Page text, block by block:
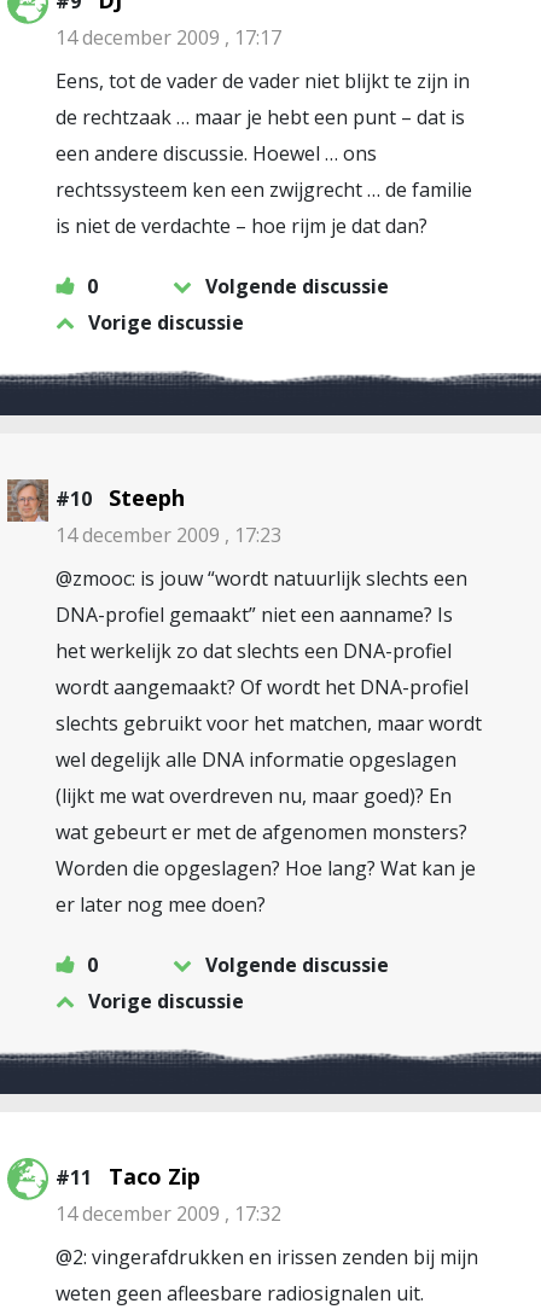
14 december 2009 , 17:17
Eens, tot de vader de vader niet blijkt te zijn in
de rechtzaak … maar je hebt een punt – dat is
een andere discussie. Hoewel … ons
rechtssysteem ken een zwijgrecht … de familie
is niet de verdachte – hoe rijm je dat dan?
0
Volgende discussie
Vorige discussie
#10 Steeph
14 december 2009 , 17:23
@zmooc: is jouw “wordt natuurlijk slechts een
DNA-profiel gemaakt” niet een aanname? Is
het werkelijk zo dat slechts een DNA-profiel
wordt aangemaakt? Of wordt het DNA-profiel
slechts gebruikt voor het matchen, maar wordt
wel degelijk alle DNA informatie opgeslagen
(lijkt me wat overdreven nu, maar goed)? En
wat gebeurt er met de afgenomen monsters?
Worden die opgeslagen? Hoe lang? Wat kan je
er later nog mee doen?
0
Volgende discussie
Vorige discussie
#11 Taco Zip
14 december 2009 , 17:32
@2: vingerafdrukken en irissen zenden bij mijn
weten geen afleesbare radiosignalen uit.